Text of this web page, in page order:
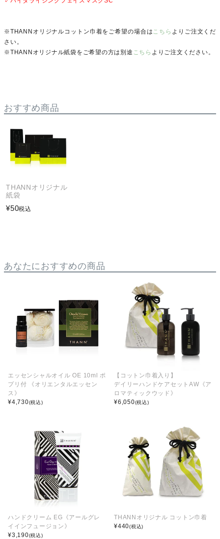
※THANNオリジナルコットン巾着をご希望の場合は こちら よりご注文くだ
さい。
※THANNオリジナル紙袋をご希望の方は別途 こちら よりご注文ください。
おすすめ商品
THANNオリジナル
紙袋
¥50税込
あなたにおすすめの商品
エッセンシャルオイル OE 10ml ポ
プリ付 《オリエンタルエッセン
ス》
¥4,730(税込)
【コットン巾着入り】
デイリーハンドケアセットAW《ア
ロマティックウッド》
¥6,050(税込)
ハンドクリーム EG《アールグレ
イインフュージョン》
¥3,190(税込)
THANNオリジナル コットン巾着
¥440(税込)